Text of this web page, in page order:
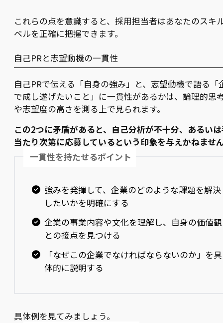
これらの点を意識すると、採用担当者はあなたのスキ
ベルを正確に把握できます。
自己PRと志望動機の一貫性
自己PRで伝える「自身の強み」と、志望動機で語る「
で成し遂げたいこと」に一貫性があるかは、論理的思
や志望度の高さを測る上で見られます。
この2つに矛盾があると、自己分析が不十分、あるい
当たり次第に応募しているという印象を与えかねませ
一貫性を持たせるポイント
強みを発揮して、企業のどのような課題を解決
したいかを明確にする
企業の事業内容や文化を理解し、自身の価値観
との接点を見つける
「なぜこの企業でなければならないのか」を具
体的に説明する
具体例を見てみましょう。